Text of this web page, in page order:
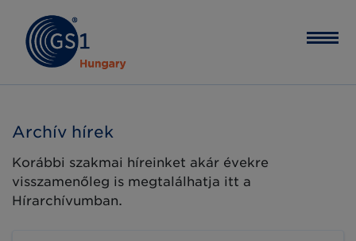
Archív hírek
Korábbi szakmai híreinket akár évekre
visszamenőleg is megtalálhatja itt a
Hírarchívumban.